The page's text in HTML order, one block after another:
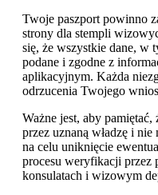
Twoje paszport powinno
strony dla stempli
się, że wszystkie dane, w
podane i zgodne z
aplikacyjnym. Każda
odrzucenia Twojego
Ważne jest, aby
przez uznaną władzę i
na celu uniknięcie
procesu weryfikacji
konsulatach i wizowym